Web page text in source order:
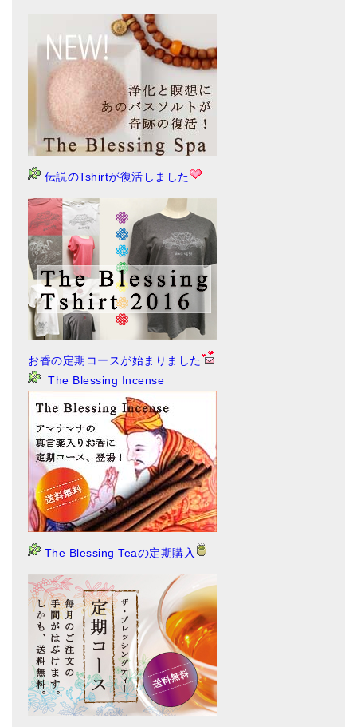
伝説のTshirtが復活しました
お香の定期コースが始まりました
The Blessing Incense
The Blessing Teaの定期購入